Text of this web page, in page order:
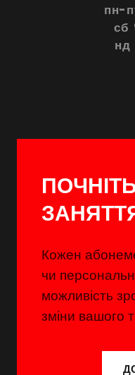
пн-
сб
нд
Кожен
чи
можливість
зміни вашого